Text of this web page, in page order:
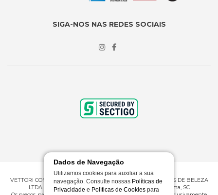
SIGA-NOS NAS REDES SOCIAIS
VETTORI COMERCIO ATACADISTA E VAREJISTA DE PRODUTOS DE BELEZA
LTDA ME | CNPJ 09.430.602/0001-53 | Rua 276, 360 - Itapema, SC
Dados de Navegação
Utilizamos cookies para auxiliar a sua
navegação. Consulte nossas Políticas de
Privacidade e Políticas de Cookiespara